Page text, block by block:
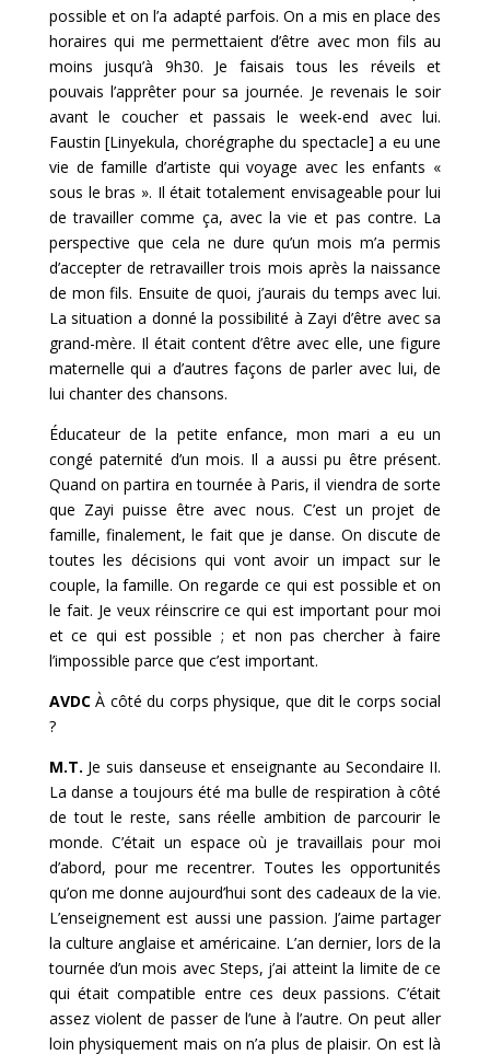
possible et on l’a adapté parfois. On a mis en place des
horaires qui me permettaient d’être avec mon fils au
moins jusqu’à 9h30. Je faisais tous les réveils et
pouvais l’apprêter pour sa journée. Je revenais le soir
avant le coucher et passais le week-end avec lui.
Faustin [Linyekula, chorégraphe du spectacle] a eu une
vie de famille d’artiste qui voyage avec les enfants «
sous le bras ». Il était totalement envisageable pour lui
de travailler comme ça, avec la vie et pas contre. La
perspective que cela ne dure qu’un mois m’a permis
d’accepter de retravailler trois mois après la naissance
de mon fils. Ensuite de quoi, j’aurais du temps avec lui.
La situation a donné la possibilité à Zayi d’être avec sa
grand-mère. Il était content d’être avec elle, une figure
maternelle qui a d’autres façons de parler avec lui, de
lui chanter des chansons.
Éducateur de la petite enfance, mon mari a eu un
congé paternité d’un mois. Il a aussi pu être présent.
Quand on partira en tournée à Paris, il viendra de sorte
que Zayi puisse être avec nous. C’est un projet de
famille, finalement, le fait que je danse. On discute de
toutes les décisions qui vont avoir un impact sur le
couple, la famille. On regarde ce qui est possible et on
le fait. Je veux réinscrire ce qui est important pour moi
et ce qui est possible ; et non pas chercher à faire
l’impossible parce que c’est important.
AVDCÀ côté du corps physique, que dit le corps social
?
M.T. Je suis danseuse et enseignante au Secondaire II.
La danse a toujours été ma bulle de respiration à côté
de tout le reste, sans réelle ambition de parcourir le
monde. C’était un espace où je travaillais pour moi
d’abord, pour me recentrer. Toutes les opportunités
qu’on me donne aujourd’hui sont des cadeaux de la vie.
L’enseignement est aussi une passion. J’aime partager
la culture anglaise et américaine. L’an dernier, lors de la
tournée d’un mois avec Steps, j’ai atteint la limite de ce
qui était compatible entre ces deux passions. C’était
assez violent de passer de l’une à l’autre. On peut aller
loin physiquement mais on n’a plus de plaisir. On est là